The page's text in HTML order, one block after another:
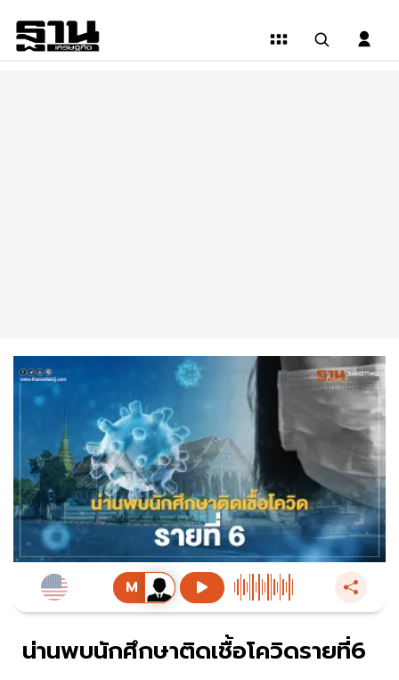
น่านพบนักศึกษาติดเชื้อโควิดรายที่6